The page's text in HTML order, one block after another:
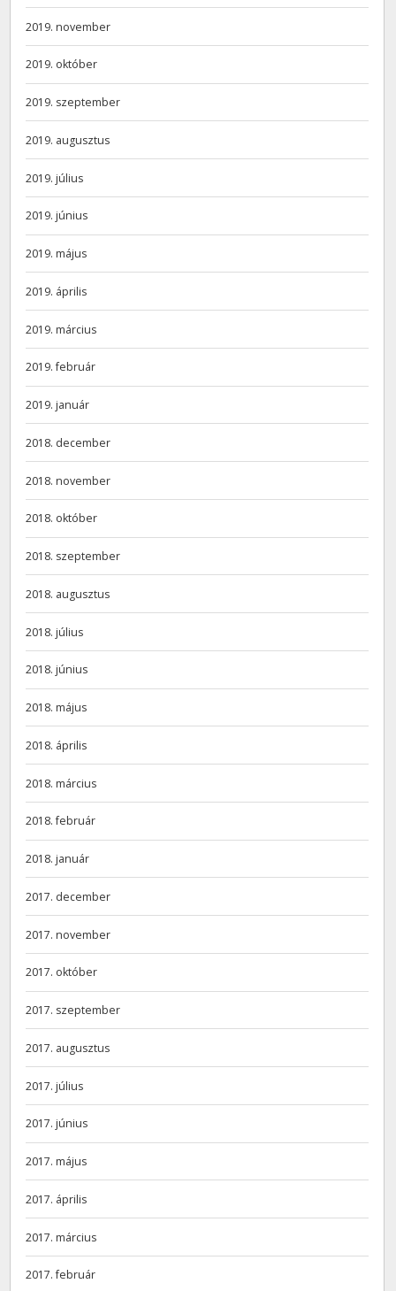
2019. november
2019. október
2019. szeptember
2019. augusztus
2019. július
2019. június
2019. május
2019. április
2019. március
2019. február
2019. január
2018. december
2018. november
2018. október
2018. szeptember
2018. augusztus
2018. július
2018. június
2018. május
2018. április
2018. március
2018. február
2018. január
2017. december
2017. november
2017. október
2017. szeptember
2017. augusztus
2017. július
2017. június
2017. május
2017. április
2017. március
2017. február